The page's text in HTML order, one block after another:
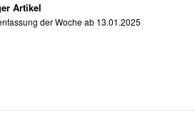
Artikel
der Woche ab 13.01.2025